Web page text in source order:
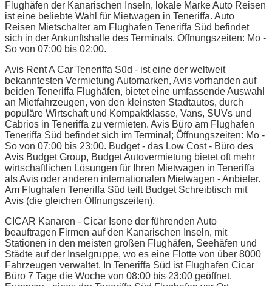
Flughäfen der Kanarischen Inseln, lokale Marke Auto Reisen
ist eine beliebte Wahl für Mietwagen in Teneriffa. Auto
Reisen Mietschalter am Flughafen Teneriffa Süd befindet
sich in der Ankunftshalle des Terminals. Öffnungszeiten: Mo -
So von 07:00 bis 02:00.
Avis Rent A Car Teneriffa Süd - ist eine der weltweit
bekanntesten Vermietung Automarken, Avis vorhanden auf
beiden Teneriffa Flughäfen, bietet eine umfassende Auswahl
an Mietfahrzeugen, von den kleinsten Stadtautos, durch
populäre Wirtschaft und Kompaktklasse, Vans, SUVs und
Cabrios in Teneriffa zu vermieten. Avis Büro am Flughafen
Teneriffa Süd befindet sich im Terminal; Öffnungszeiten: Mo -
So von 07:00 bis 23:00. Budget - das Low Cost - Büro des
Avis Budget Group, Budget Autovermietung bietet oft mehr
wirtschaftlichen Lösungen für Ihren Mietwagen in Teneriffa
als Avis oder anderen internationalen Mietwagen - Anbieter.
Am Flughafen Teneriffa Süd teilt Budget Schreibtisch mit
Avis (die gleichen Öffnungszeiten).
CICAR Kanaren - Cicar Isone der führenden Auto
beauftragen Firmen auf den Kanarischen Inseln, mit
Stationen in den meisten großen Flughäfen, Seehäfen und
Städte auf der Inselgruppe, wo es eine Flotte von über 8000
Fahrzeugen verwaltet. In Teneriffa Süd ist Flughafen Cicar
Büro 7 Tage die Woche von 08:00 bis 23:00 geöffnet.